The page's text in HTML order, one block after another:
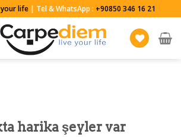
life| Tel & WhatsApp : +90850 346 16 21
harika şeyler var